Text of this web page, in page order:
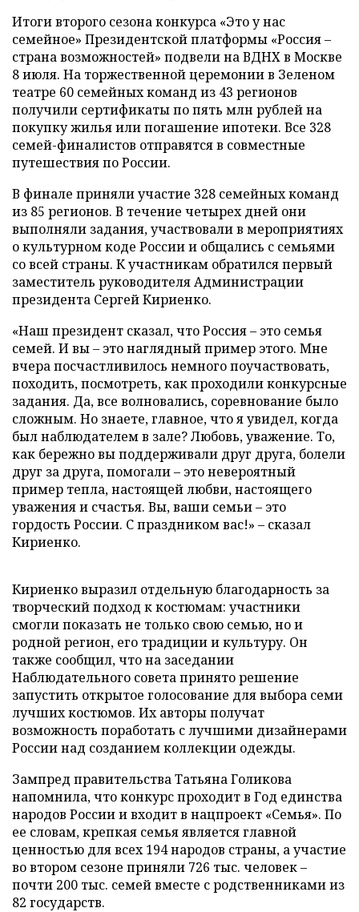
Итоги второго сезона конкурса «Это у нас
семейное» Президентской платформы «Россия –
страна возможностей» подвели на ВДНХ в Москве
8 июля. На торжественной церемонии в Зеленом
театре 60 семейных команд из 43 регионов
получили сертификаты по пять млн рублей на
покупку жилья или погашение ипотеки. Все 328
семей-финалистов отправятся в совместные
путешествия по России.
В финале приняли участие 328 семейных команд
из 85 регионов. В течение четырех дней они
выполняли задания, участвовали в мероприятиях
о культурном коде России и общались с семьями
со всей страны. К участникам обратился первый
заместитель руководителя Администрации
президента Сергей Кириенко.
«Наш президент сказал, что Россия – это семья
семей. И вы – это наглядный пример этого. Мне
вчера посчастливилось немного поучаствовать,
походить, посмотреть, как проходили конкурсные
задания. Да, все волновались, соревнование было
сложным. Но знаете, главное, что я увидел, когда
был наблюдателем в зале? Любовь, уважение. То,
как бережно вы поддерживали друг друга, болели
друг за друга, помогали – это невероятный
пример тепла, настоящей любви, настоящего
уважения и счастья. Вы, ваши семьи – это
гордость России. С праздником вас!» – сказал
Кириенко.
Кириенко выразил отдельную благодарность за
творческий подход к костюмам: участники
смогли показать не только свою семью, но и
родной регион, его традиции и культуру. Он
также сообщил, что на заседании
Наблюдательного совета принято решение
запустить открытое голосование для выбора семи
лучших костюмов. Их авторы получат
возможность поработать с лучшими дизайнерами
России над созданием коллекции одежды.
Зампред правительства Татьяна Голикова
напомнила, что конкурс проходит в Год единства
народов России и входит в нацпроект «Семья». По
ее словам, крепкая семья является главной
ценностью для всех 194 народов страны, а участие
во втором сезоне приняли 726 тыс. человек –
почти 200 тыс. семей вместе с родственниками из
82 государств.